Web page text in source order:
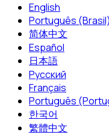
English
Português (Brasil)
简体中文
Español
日本語
Русский
Français
Português
한국어
繁體中文